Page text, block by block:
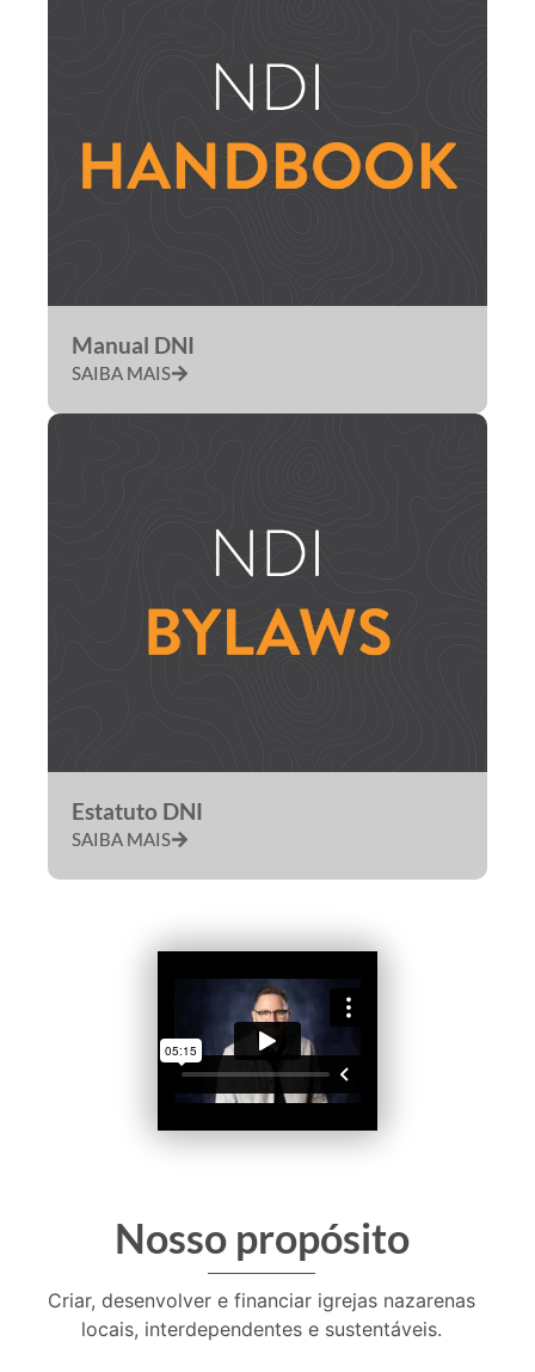
Manual DNI
SAIBA MAIS
Estatuto DNI
SAIBA MAIS
Nosso propósito
Criar, desenvolver e financiar igrejas nazarenas
locais, interdependentes e sustentáveis.